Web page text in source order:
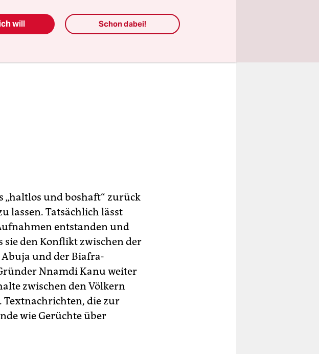
und boshaft“ zurück
lassen. Tatsächlich lässt
entstanden und
sie den Konflikt zwischen der
und der Biafra-
Nnamdi Kanu weiter
zwischen den Völkern
Textnachrichten, die zur
wie Gerüchte über
will Schon dabei!